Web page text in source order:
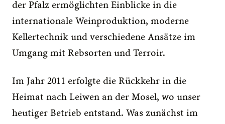
der Pfalz ermöglichten Einblicke in die
internationale Weinproduktion, moderne
Kellertechnik und verschiedene Ansätze im
Umgang mit Rebsorten und Terroir.
Im Jahr 2011 erfolgte die Rückkehr in die
Heimat nach Leiwen an der Mosel, wo unser
heutiger Betrieb entstand. Was zunächst im